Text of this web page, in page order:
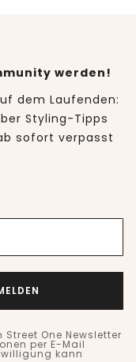
werden!
dem Laufenden:
Styling-Tipps
sofort verpasst
One Newsletter
per E-Mail
kann